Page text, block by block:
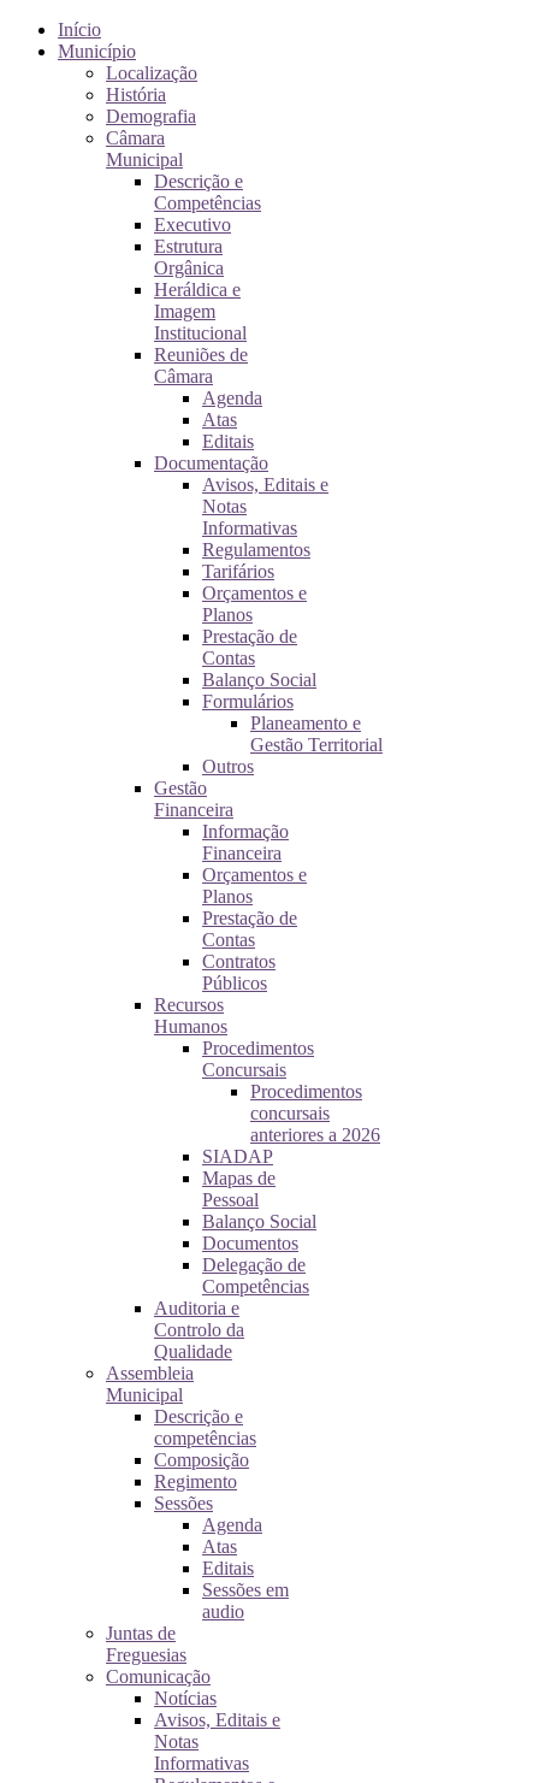
Início
Município
Localização
História
Demografia
Câmara
Municipal
Descrição e
Competências
Executivo
Estrutura
Orgânica
Heráldica e
Imagem
Institucional
Reuniões de
Câmara
Agenda
Atas
Editais
Documentação
Avisos, Editais e
Notas
Informativas
Regulamentos
Tarifários
Orçamentos e
Planos
Prestação de
Contas
Balanço Social
Formulários
Planeamento e
Gestão Territorial
Outros
Gestão
Financeira
Informação
Financeira
Orçamentos e
Planos
Prestação de
Contas
Contratos
Públicos
Recursos
Humanos
Procedimentos
Concursais
Procedimentos
concursais
anteriores a 2026
SIADAP
Mapas de
Pessoal
Balanço Social
Documentos
Delegação de
Competências
Auditoria e
Controlo da
Qualidade
Assembleia
Municipal
Descrição e
competências
Composição
Regimento
Sessões
Agenda
Atas
Editais
Sessões em
audio
Juntas de
Freguesias
Comunicação
Notícias
Avisos, Editais e
Notas
Informativas